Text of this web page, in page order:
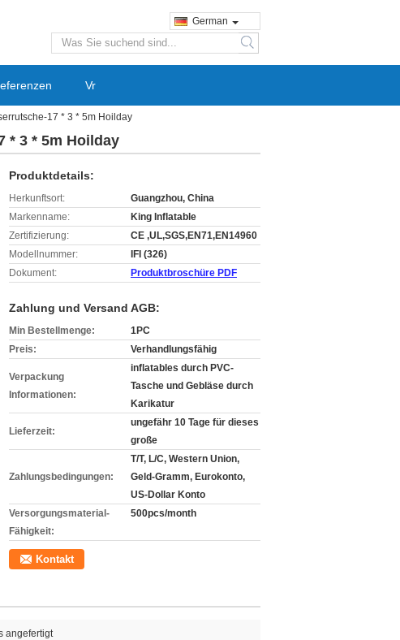
German
search
Vr
17 * 3 * 5m Hoilday
* 3 * 5m Hoilday
Produktdetails:
Herkunftsort:
Guangzhou, China
Markenname:
King Inflatable
Zertifizierung:
CE ,UL,SGS,EN71,EN14960
Modellnummer:
IFI (326)
Dokument:
Produktbroschüre PDF
Zahlung und Versand AGB:
Min Bestellmenge:
1PC
Preis:
Verhandlungsfähig
Verpackung
Informationen:
inflatables durch PVC-
Tasche und Gebläse durch
Karikatur
Lieferzeit:
ungefähr 10 Tage für dieses
große
Zahlungsbedingungen:
T/T, L/C, Western Union,
Geld-Gramm, Eurokonto,
US-Dollar Konto
Versorgungsmaterial-
Fähigkeit:
500pcs/month
Kontakt
angefertigt